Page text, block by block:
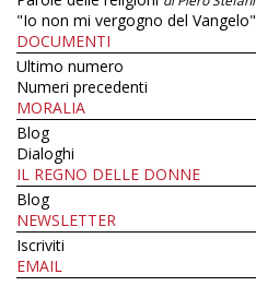
"Io non mi vergogno del Vangelo"
DOCUMENTI
Ultimo numero
Numeri precedenti
MORALIA
Blog
Dialoghi
IL REGNO DELLE DONNE
Blog
NEWSLETTER
Iscriviti
EMAIL